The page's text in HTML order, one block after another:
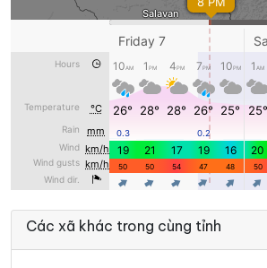
Các xã khác trong cùng tỉnh